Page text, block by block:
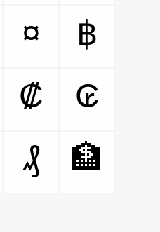
¤
฿
₡
₢
₰ 🏦